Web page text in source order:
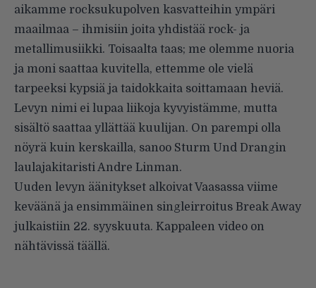
aikamme rocksukupolven kasvatteihin ympäri
maailmaa – ihmisiin joita yhdistää rock- ja
metallimusiikki. Toisaalta taas; me olemme nuoria
ja moni saattaa kuvitella, ettemme ole vielä
tarpeeksi kypsiä ja taidokkaita soittamaan heviä.
Levyn nimi ei lupaa liikoja kyvyistämme, mutta
sisältö saattaa yllättää kuulijan. On parempi olla
nöyrä kuin kerskailla, sanoo Sturm Und Drangin
laulajakitaristi Andre Linman.
Uuden levyn äänitykset alkoivat Vaasassa viime
keväänä ja ensimmäinen singleirroitus Break Away
julkaistiin 22. syyskuuta. Kappaleen video on
nähtävissä täällä.